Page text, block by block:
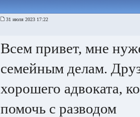
31 июля 2023 17:22
Всем привет, мне
семейным делам.
хорошего адвоката,
помочь с разводом